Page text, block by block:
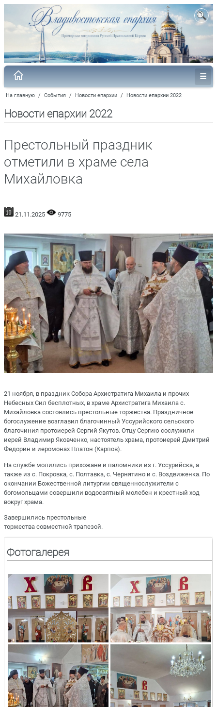
На главную / События / Новости епархии / Новости епархии 2022
Новости епархии 2022
Престольный праздник
отметили в храме села
Михайловка
21.11.2025 9775
21 ноября, в праздник Собора Архистратига Михаила и прочих
Небесных Сил бесплотных, в храме Архистратига Михаила с.
Михайловка состоялись престольные торжества. Праздничное
богослужение возглавил благочинный Уссурийского сельского
благочиния протоиерей Сергий Якутов. Отцу Сергию сослужили
иерей Владимир Яковченко, настоятель храма, протоиерей Дмитрий
Федорин и иеромонах Платон (Карпов).
На службе молились прихожане и паломники из г. Уссурийска, а
также из с. Покровка, с. Полтавка, с. Чернятино и с. Воздвиженка. По
окончании Божественной литургии священнослужители с
богомольцами совершили водосвятный молебен и крестный ход
вокруг храма.
Завершились престольные
торжества совместной трапезой.
Фотогалерея